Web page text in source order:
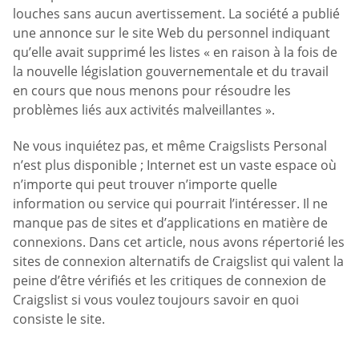
louches sans aucun avertissement. La société a publié
une annonce sur le site Web du personnel indiquant
qu’elle avait supprimé les listes « en raison à la fois de
la nouvelle législation gouvernementale et du travail
en cours que nous menons pour résoudre les
problèmes liés aux activités malveillantes ».
Ne vous inquiétez pas, et même Craigslists Personal
n’est plus disponible ; Internet est un vaste espace où
n’importe qui peut trouver n’importe quelle
information ou service qui pourrait l’intéresser. Il ne
manque pas de sites et d’applications en matière de
connexions. Dans cet article, nous avons répertorié les
sites de connexion alternatifs de Craigslist qui valent la
peine d’être vérifiés et les critiques de connexion de
Craigslist si vous voulez toujours savoir en quoi
consiste le site.